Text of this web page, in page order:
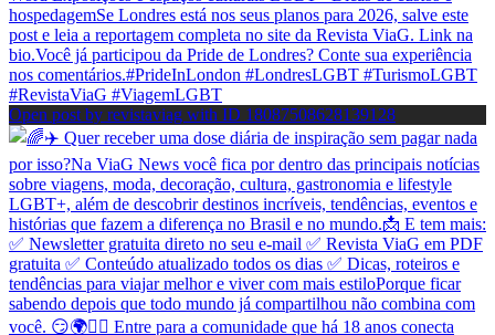
Open post by revistaviag with ID 18087508628139128